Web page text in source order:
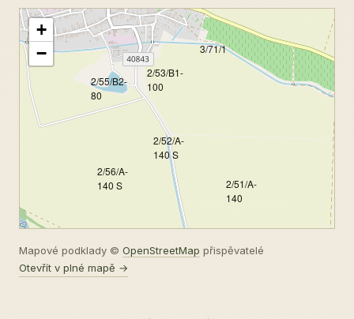
2/52/A-
140 S
2/56/A-
140 S
2/53/B1-
100
2/51/A-
140
2/55/B2-
80
3/71/1
+
−
Mapové podklady © OpenStreetMap přispěvatelé
Otevřít v plné mapě →